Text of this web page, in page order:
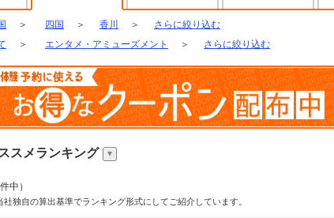
＞ 四国 ＞ 香川 ＞
さらに絞り込む
＞ エンタメ・アミューズメント ＞ さらに絞り込む
スメランキング
中）
社独自の算出基準でランキング形式にしてご紹介しています。